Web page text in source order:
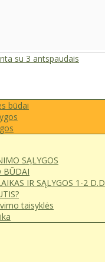
su 3 antspaudais
būdai
SĄLYGOS
BŪDAI
IR SĄLYGOS 1-2 D.D
taisyklės